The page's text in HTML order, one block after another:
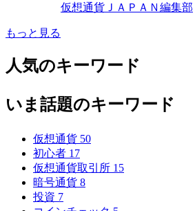
仮想通貨ＪＡＰＡＮ編集部
もっと見る
人気のキーワード
いま話題のキーワード
仮想通貨 50
初心者 17
仮想通貨取引所 15
暗号通貨 8
投資 7